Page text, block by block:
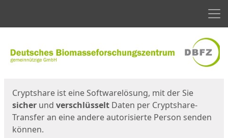
Cryptshare ist eine Softwarelösung, mit der Sie
sicher und verschlüsselt Daten per Cryptshare-
Transfer an eine andere autorisierte Person senden
können.